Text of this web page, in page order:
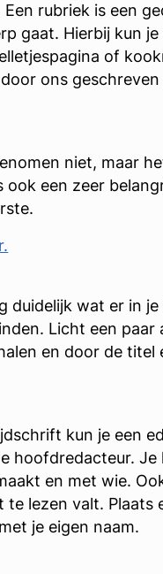
rubriek is een
gaat. Hierbij kun je
of
ons
niet, maar
een zeer
duidelijk wat er in
Licht een paar
en door de titel
kun je een
hoofdredacteur. Je
en met wie.
lezen valt. Plaats
je eigen naam.